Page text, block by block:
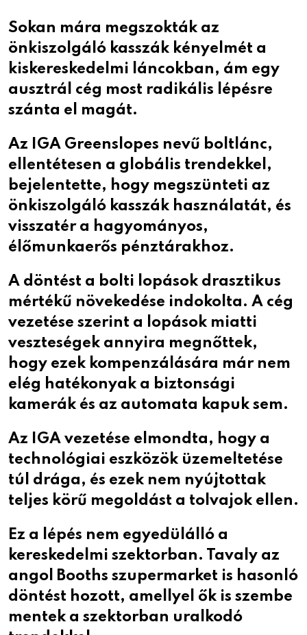
Sokan mára megszokták az
önkiszolgáló kasszák kényelmét a
kiskereskedelmi láncokban, ám egy
ausztrál cég most radikális lépésre
szánta el magát.
Az IGA Greenslopes nevű boltlánc,
ellentétesen a globális trendekkel,
bejelentette, hogy megszünteti az
önkiszolgáló kasszák használatát, és
visszatér a hagyományos,
élőmunkaerős pénztárakhoz.
A döntést a bolti lopások drasztikus
mértékű növekedése indokolta. A cég
vezetése szerint a lopások miatti
veszteségek annyira megnőttek,
hogy ezek kompenzálására már nem
elég hatékonyak a biztonsági
kamerák és az automata kapuk sem.
Az IGA vezetése elmondta, hogy a
technológiai eszközök üzemeltetése
túl drága, és ezek nem nyújtottak
teljes körű megoldást a tolvajok ellen.
Ez a lépés nem egyedülálló a
kereskedelmi szektorban. Tavaly az
angol Booths szupermarket is hasonló
döntést hozott, amellyel ők is szembe
mentek a szektorban uralkodó